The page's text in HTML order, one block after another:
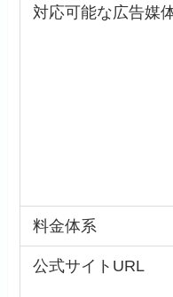
対応可能な広告媒
料金体系
公式サイトURL